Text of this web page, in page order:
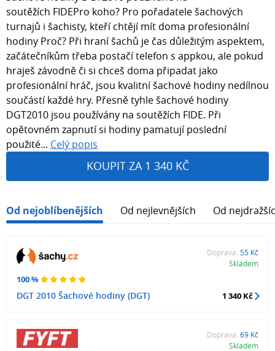
soutěžích FIDEPro koho? Pro pořadatele šachových
turnajů i šachisty, kteří chtějí mít doma profesionální
hodiny Proč? Při hraní šachů je čas důležitým aspektem,
začátečníkům třeba postačí telefon s appkou, ale pokud
hraješ závodně či si chceš doma připadat jako
profesionální hráč, jsou kvalitní šachové hodiny nedílnou
součástí každé hry. Přesně tyhle šachové hodiny
DGT2010 jsou používány na soutěžích FIDE. Při
opětovném zapnutí si hodiny pamatují poslední
použité... Celý popis
KOUPIT ZA 1 340 KČ
Od nejoblíbenějších Od nejlevnějších Od
100 %
DGT 2010 Šachové hodiny (DGT)
Doprava: 55 Kč
Skladem
1 340 Kč
Doprava: 69 Kč
Skladem